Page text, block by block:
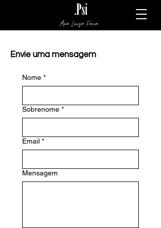
Ana Luiza Faria
Envie uma mensagem
Nome *
Sobrenome *
Email *
Mensagem